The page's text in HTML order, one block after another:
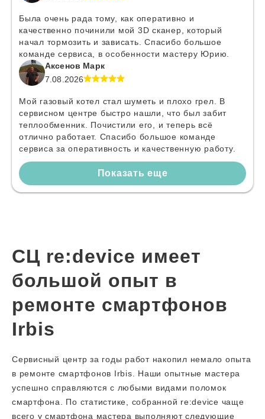
Была очень рада тому, как оперативно и
качественно починили мой 3D сканер, который
начал тормозить и зависать. Спасибо большое
команде сервиса, в особенности мастеру Юрию.
Аксенов Марк
7.08.2026
Мой газовый котел стал шуметь и плохо грел. В
сервисном центре быстро нашли, что был забит
теплообменник. Почистили его, и теперь всё
отлично работает. Спасибо большое команде
сервиса за оперативность и качественную работу.
Показать еще
СЦ re:device имеет
большой опыт в
ремонте смартфонов
Irbis
Сервисный центр за годы работ накопил немало опыта
в ремонте смартфонов Irbis. Наши опытные мастера
успешно справляются с любыми видами поломок
смартфона. По статистике, собранной re:device чаще
всего у смартфона мастера выполняют следующие